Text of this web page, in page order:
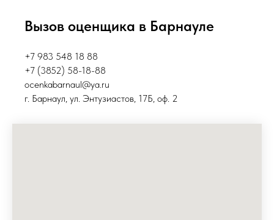
Вызов оценщика в Барнауле
+7 983 548 18 88
+7 (3852) 58-18-88
ocenkabarnaul@ya.ru
г. Барнаул, ул. Энтузиастов, 17Б, оф. 2